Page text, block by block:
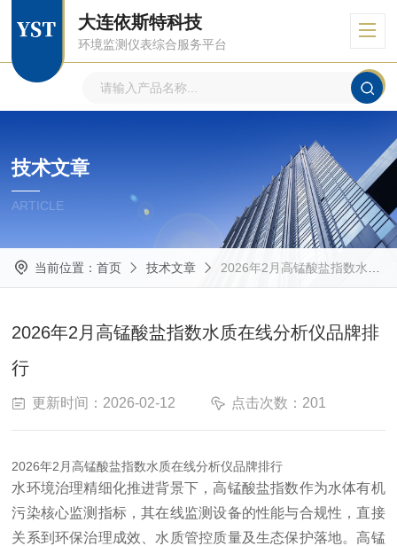
大连依斯特科技
环境监测仪表综合服务平台
技术文章
ARTICLE
当前位置： 首页 技术文章 2026年2月高锰酸盐指数水质在线分析仪品牌排行​
2026年2月高锰酸盐指数水质在线分析仪品牌排
行​
更新时间：2026-02-12 点击次数：201
2026年2月高锰酸盐指数水质在线分析仪品牌排行
水环境治理精细化推进背景下，高锰酸盐指数作为水体有机
污染核心监测指标，其在线监测设备的性能与合规性，直接
关系到环保治理成效、水质管控质量及生态保护落地。高锰